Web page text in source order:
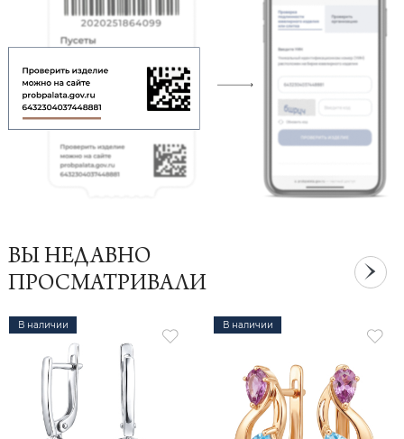
ВЫ НЕДАВНО
ПРОСМАТРИВАЛИ
В наличии В наличии